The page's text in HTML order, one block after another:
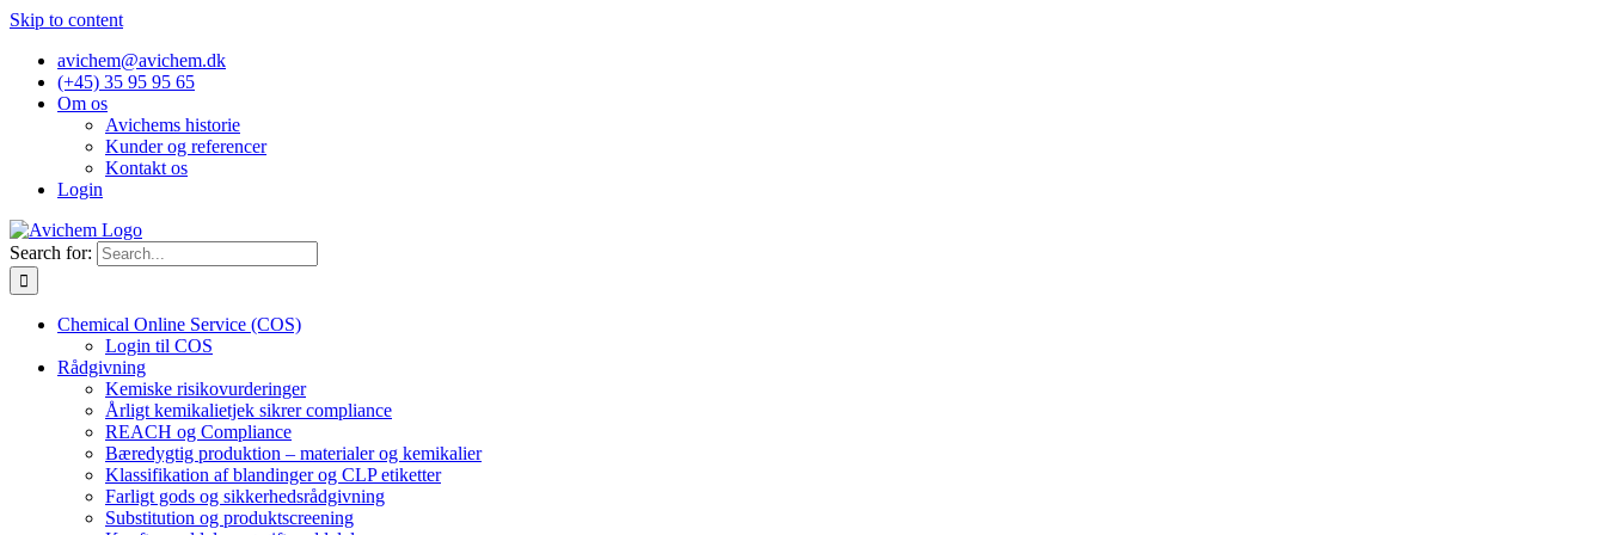
Skip to content
avichem@avichem.dk
(+45) 35 95 95 65
Om os
Avichems historie
Kunder og referencer
Kontakt os
Login
Search for:
Chemical Online Service (COS)
Login til COS
Rådgivning
Kemiske risikovurderinger
Årligt kemikalietjek sikrer compliance
REACH og Compliance
Bæredygtig produktion – materialer og kemikalier
Klassifikation af blandinger og CLP etiketter
Farligt gods og sikkerhedsrådgivning
Substitution og produktscreening